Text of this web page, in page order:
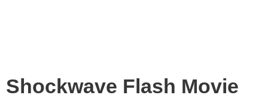
Shockwave Flash Movie